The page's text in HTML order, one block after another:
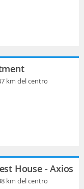
km del centro
House - Axios
km del centro